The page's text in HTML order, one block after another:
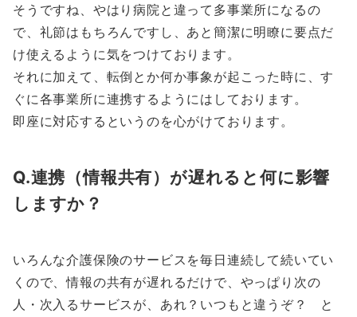
そうですね、やはり病院と違って多事業所になるの
で、礼節はもちろんですし、あと簡潔に明瞭に要点だ
け使えるように気をつけております。
それに加えて、転倒とか何か事象が起こった時に、す
ぐに各事業所に連携するようにはしております。
即座に対応するというのを心がけております。
Q.連携（情報共有）が遅れると何に影響
しますか？
いろんな介護保険のサービスを毎日連続して続いてい
くので、情報の共有が遅れるだけで、やっぱり次の
人・次入るサービスが、あれ？いつもと違うぞ？ と